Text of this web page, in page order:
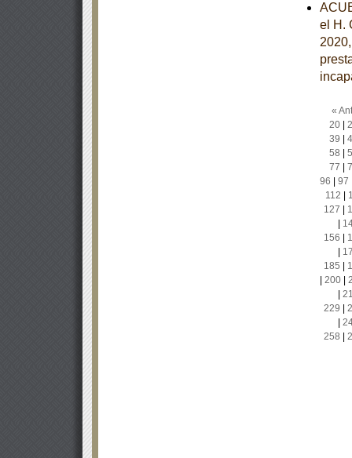
el H.
«
20|
39
58
77
96
97
112
127
156
185
200|
229
258